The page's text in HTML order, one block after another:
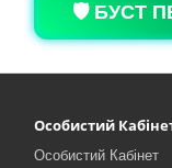
🛡️ БУСТ
Особистий
Особистий Кабінет